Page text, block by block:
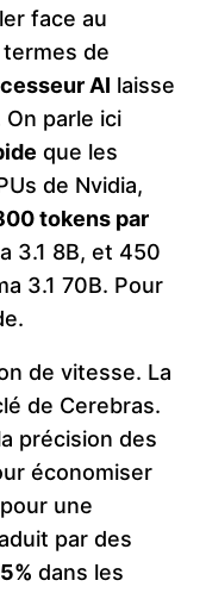
face au
termes de
AI laisse
parle ici
que les
de Nvidia,
tokens par
3.1 8B, et 450
3.1 70B. Pour
de vitesse. La
de Cerebras.
précision des
économiser
une
par des
5% dans les